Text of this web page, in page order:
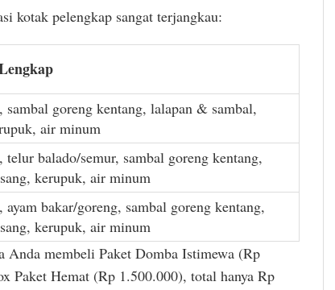
kotak pelengkap sangat terjangkau:
sambal goreng kentang, lalapan & sambal,
air minum
balado/semur, sambal goreng kentang,
kerupuk, air minum
bakar/goreng, sambal goreng kentang,
kerupuk, air minum
Anda membeli Paket Domba Istimewa (Rp
Paket Hemat (Rp 1.500.000), total hanya Rp